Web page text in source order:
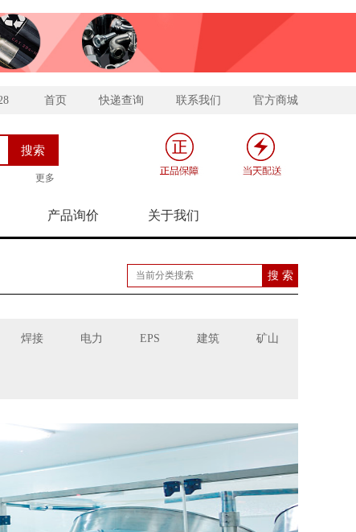
首页 快递查询 联系我们 官方商城
更多
产品询价 关于我们
焊接 电力 EPS 建筑 矿山